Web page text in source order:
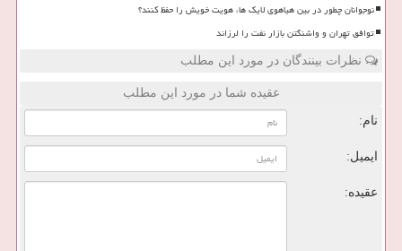
نوجوانان چطور در بین هیاهوی لایک ها، هویت خویش را حفظ کنند؟
توافق تهران و واشنگتن بازار نفت را لرزاند
نظرات بینندگان در مورد این مطلب
عقیده شما در مورد این مطلب
نام:
ایمیل:
عقیده: